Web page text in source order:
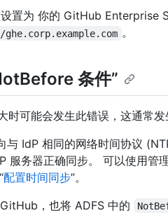
置为 你的 GitHub Enterprise
。
条件”
可能会发生此错误，这通常发
与 IdP 相同的网络时间协议
服务器正确同步。 可以使用管
配置时间同步”。
，也将 ADFS 中的